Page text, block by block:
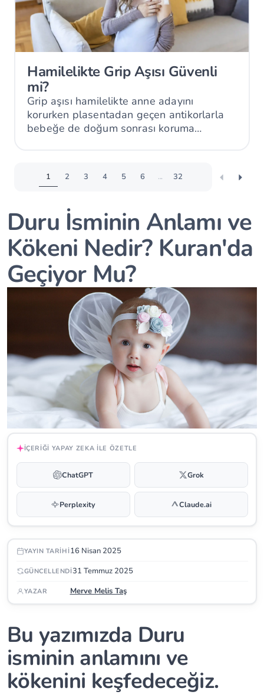
Hamilelikte Grip Aşısı Güvenli
mi?
Grip aşısı hamilelikte anne adayını
korurken plasentadan geçen antikorlarla
bebeğe de doğum sonrası koruma
1 2 3 4 5 6 ... 32
Duru İsminin Anlamı ve
Kökeni Nedir? Kuran'da
Geçiyor Mu?
İÇERIĞI YAPAY ZEKA ILE ÖZETLE
ChatGPT Grok
Perplexity Claude.ai
YAYIN TARIHI16 Nisan 2025
GÜNCELLENDI31 Temmuz 2025
YAZAR Merve Melis Taş
Bu yazımızda Duru
isminin anlamını ve
kökenini keşfedeceğiz.